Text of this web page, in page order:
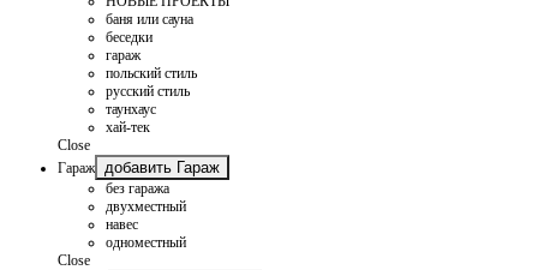
баня или сауна
беседки
гараж
польский стиль
русский стиль
таунхаус
хай-тек
Close
Гараж
добавить Гараж
без гаража
двухместный
навес
одноместный
Close